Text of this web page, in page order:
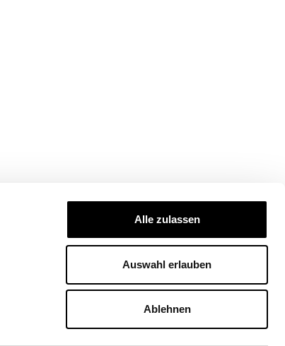
Alle zulassen
Auswahl erlauben
Ablehnen